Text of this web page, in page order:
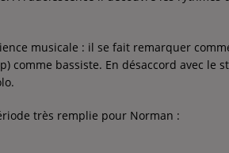
musicale : il se fait remarquer
comme bassiste. En désaccord avec le
très remplie pour Norman :